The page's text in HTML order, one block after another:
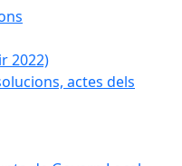
2022)
actes dels